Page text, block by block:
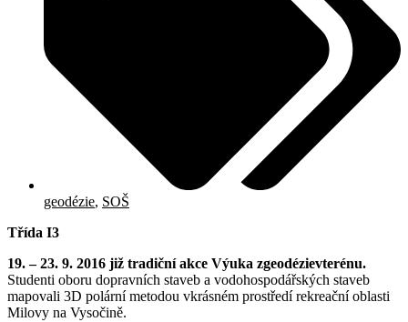
geodézie, SOŠ
Třída I3
19. – 23. 9. 2016 již tradiční akce Výuka zgeodézievterénu.
Studenti oboru dopravních staveb a vodohospodářských staveb
mapovali 3D polární metodou vkrásném prostředí rekreační oblasti
Milovy na Vysočině.